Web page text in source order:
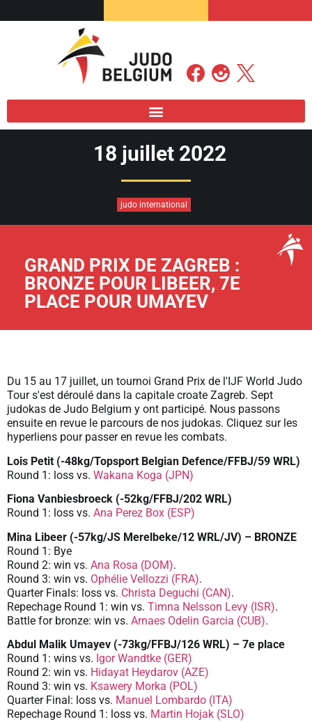
18 juillet 2022
judo international
GRAND PRIX DE ZAGREB :
BRONZE POUR LIBEER, 7E
PLACE POUR UMAYEV
Du 15 au 17 juillet, un tournoi Grand Prix de l'IJF World Judo
Tour s'est déroulé dans la capitale croate Zagreb. Sept
judokas de Judo Belgium y ont participé. Nous passons
ensuite en revue le parcours de nos judokas. Cliquez sur les
hyperliens pour passer en revue les combats.
Lois Petit (-48kg/Topsport Belgian Defence/FFBJ/59 WRL)
Round 1: loss vs. Wakana Koga (JPN)
Fiona Vanbiesbroeck (-52kg/FFBJ/202 WRL)
Round 1: loss vs. Ana Perez Box (ESP)
Mina Libeer (-57kg/JS Merelbeke/12 WRL/JV) – BRONZE
Round 1: Bye
Round 2: win vs. Ana Rosa (DOM).
Round 3: win vs. Ophélie Vellozzi (FRA).
Quarter Finals: loss vs. Christa Deguchi (CAN).
Repechage Round 1: win vs. Timna Nelsson Levy (ISR).
Battle for bronze: win vs. Arnaes Odelin Garcia (CUB).
Abdul Malik Umayev (-73kg/FFBJ/126 WRL) – 7e place
Round 1: wins vs. Igor Wandtke (GER)
Round 2: win vs. Hidayat Heydarov (AZE)
Round 3: win vs. Ksawery Morka (POL)
Quarter Final: loss vs. Manuel Lombardo (ITA)
Repechage Round 1: loss vs. Martin Hojak (SLO)